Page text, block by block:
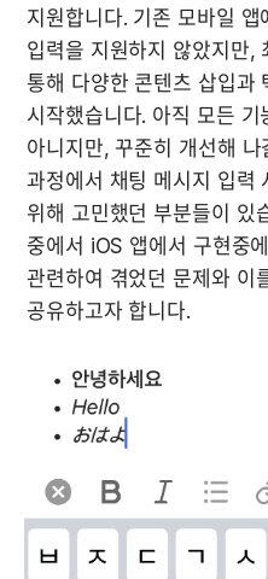
지원합니다. 기존 모바일
입력을 지원하지 않았지만,
통해 다양한 콘텐츠 삽입과
시작했습니다. 아직 모든
아니지만, 꾸준히 개선해 나
과정에서 채팅 메시지 입력
위해 고민했던 부분들이 있
중에서 iOS 앱에서 구현중
관련하여 겪었던 문제와 이
공유하고자 합니다.